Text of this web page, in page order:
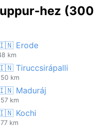
hez (300
Erode
km
Tiruccsirápalli
km
Maduráj
km
Kochi
km